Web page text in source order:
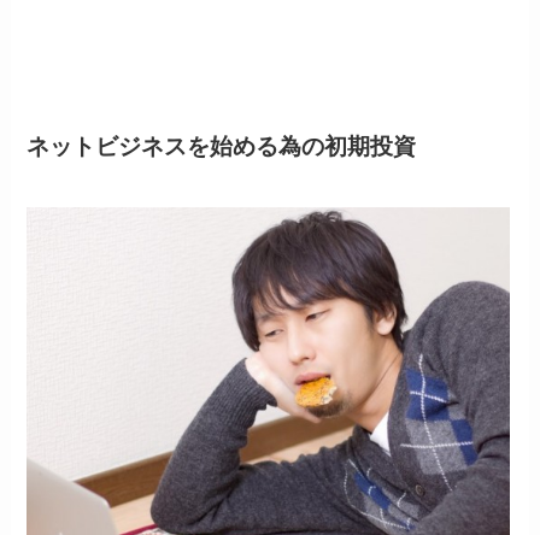
ネットビジネスを始める為の初期投資